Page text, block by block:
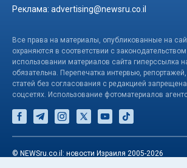
Реклама: advertising@newsru.co.il
Все права на материалы, опубликованные на
охраняются в соответствии с
использовании материалов сайта гиперссылка
обязательна. Перепечатка интервью,
статей без согласования с редакцией
соцсетях. Использование фотоматериалов
© NEWSru.co.il: новости Израиля 2005-2026